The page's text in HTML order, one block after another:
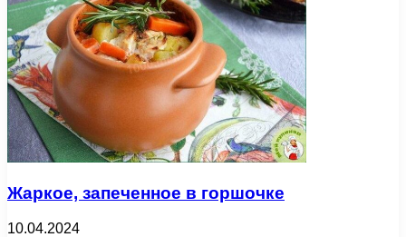
Жаркое, запеченное в горшочке
10.04.2024